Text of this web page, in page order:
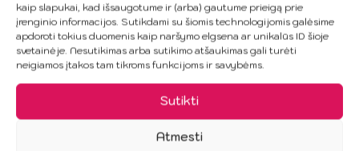
kaip slapukai, kad išsaugotume ir (arba) gautume prieigą prie
įrenginio informacijos. Sutikdami su šiomis technologijomis galėsime
apdoroti tokius duomenis kaip naršymo elgsena ar unikalūs ID šioje
svetainėje. Nesutikimas arba sutikimo atšaukimas gali turėti
neigiamos įtakos tam tikroms funkcijoms ir savybėms.
Sutikti
Atmesti
VIRILXL - Varpos
Priauginimo Rankovė V11
16.95€
BRAVE MAN
VIBRATORIUS PENIO
PRIAUGINTOJAS
23.99